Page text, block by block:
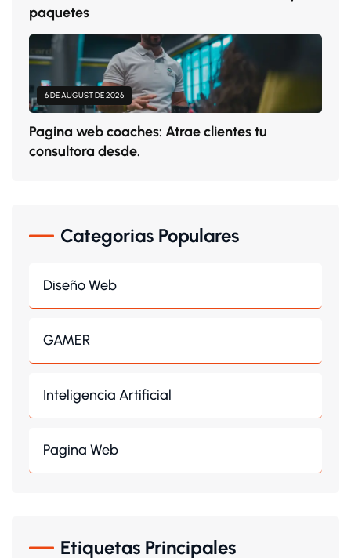
paquetes
6 DE AUGUST DE 2026
Pagina web coaches: Atrae clientes tu
consultora desde.
Categorias Populares
Diseño Web
GAMER
Inteligencia Artificial
Pagina Web
Etiquetas Principales